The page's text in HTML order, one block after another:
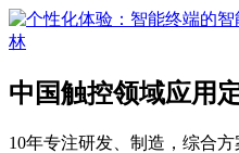
中国触控领域应用
10年专注研发、制造，综合